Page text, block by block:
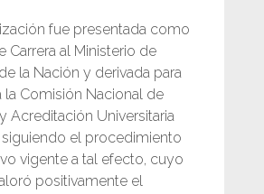
fue presentada como
Carrera al Ministerio de
la Nación y derivada para
la Comisión Nacional de
Acreditación Universitaria
siguiendo el procedimiento
vigente a tal efecto, cuyo
positivamente el